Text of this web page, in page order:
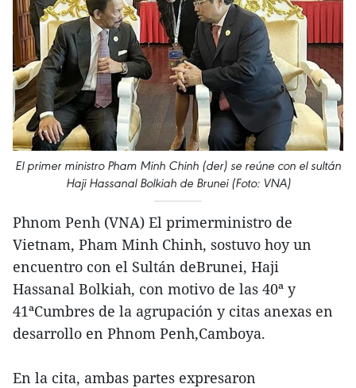
El primer ministro Pham Minh Chinh (der) se reúne con el sultán
Haji Hassanal Bolkiah de Brunei (Foto: VNA)
Phnom Penh (VNA) El primerministro de
Vietnam, Pham Minh Chinh, sostuvo hoy un
encuentro con el Sultán deBrunei, Haji
Hassanal Bolkiah, con motivo de las 40ª y
41ªCumbres de la agrupación y citas anexas en
desarrollo en Phnom Penh,Camboya.
En la cita, ambas partes expresaron